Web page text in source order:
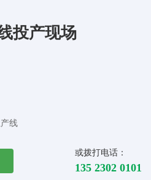
投产现场
线
或拨打电话：
135 2302 0101